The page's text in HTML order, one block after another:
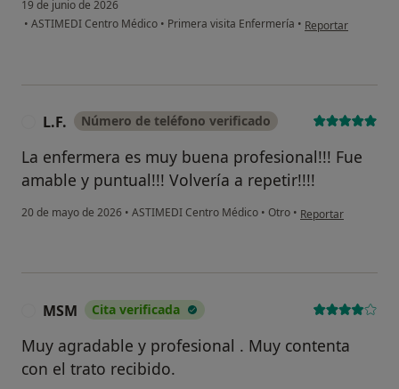
19 de junio de 2026
• ASTIMEDI Centro Médico • Primera visita Enfermería • en opinión del
Reportar
L.F. Número de teléfono verificado
La enfermera es muy buena profesional!!! Fue
amable y puntual!!! Volvería a repetir!!!!
20 de mayo de 2026 • ASTIMEDI Centro Médico • Otro • en opinión del
Reportar
MSM Cita verificada
Muy agradable y profesional . Muy contenta
con el trato recibido.